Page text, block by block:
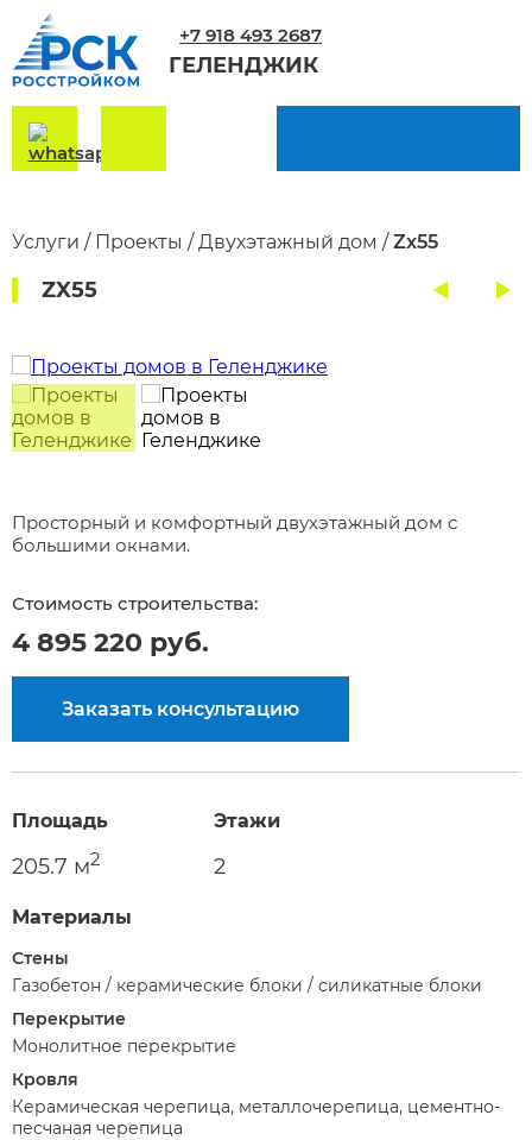
+7 918 493 2687
ГЕЛЕНДЖИК
Услуги / Проекты / Двухэтажный дом / Zx55
ZX55
Просторный и комфортный двухэтажный дом с
большими окнами.
Площадь
205.7 м2
Этажи
2
Материалы
Стены
Газобетон / керамические блоки / силикатные блоки
Перекрытие
Монолитное перекрытие
Кровля
Керамическая черепица, металлочерепица, цементно-
песчаная черепица
Стоимость строительства:
4 895 220 руб.
Заказать консультацию